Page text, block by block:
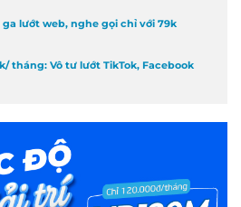
ga lướt web, nghe gọi chỉ với 79k
tháng: Vô tư lướt TikTok, Facebook